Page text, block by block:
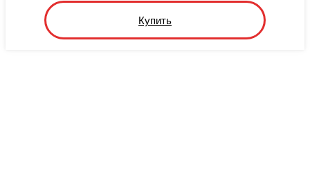
Купить